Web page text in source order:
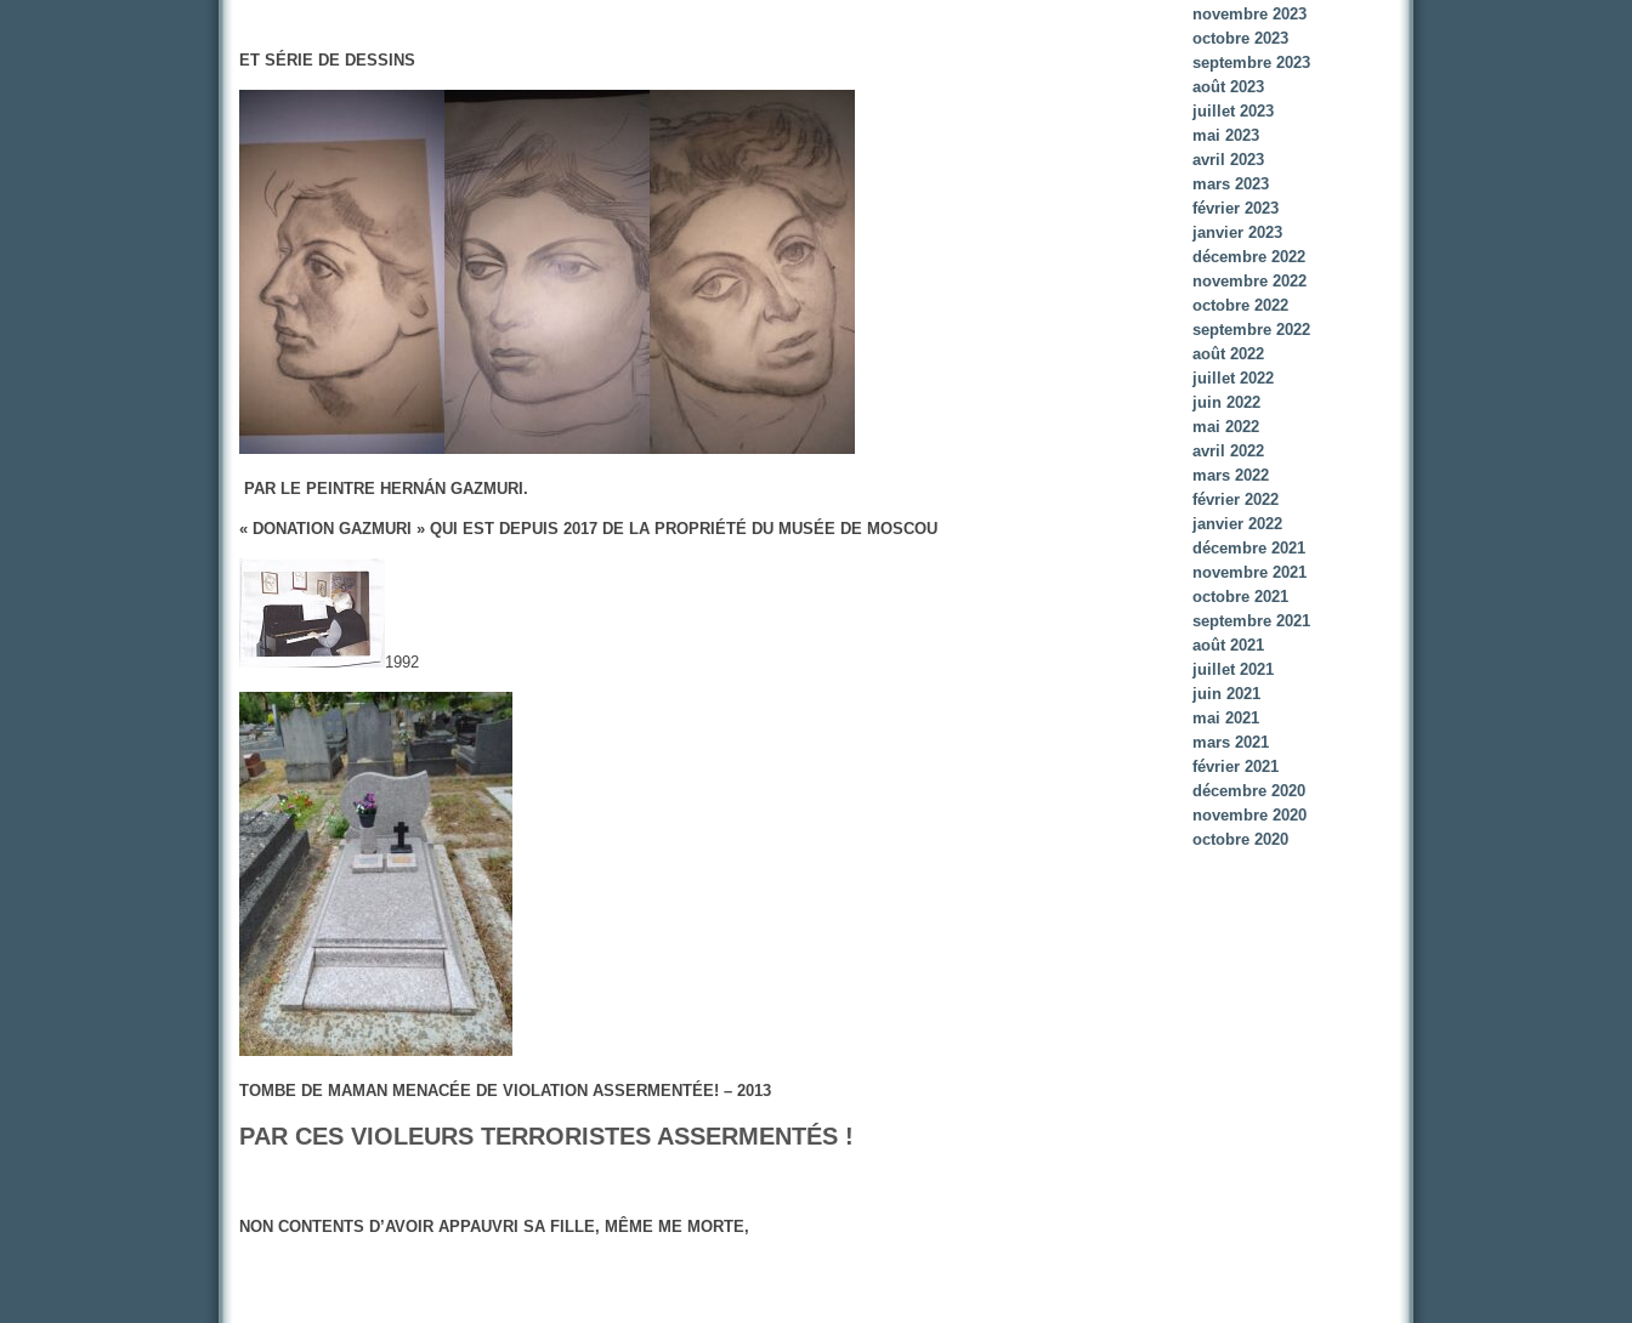
ET SÉRIE DE DESSINS
PAR LE PEINTRE HERNÁN GAZMURI.
« DONATION GAZMURI » QUI EST DEPUIS 2017 DE LA PROPRIÉTÉ DU MUSÉE DE MOSCOU
1992
TOMBE DE MAMAN MENACÉE DE VIOLATION ASSERMENTÉE! – 2013
PAR CES VIOLEURS TERRORISTES ASSERMENTÉS !
NON CONTENTS D’AVOIR APPAUVRI SA FILLE, MÊME ME MORTE,
novembre 2023
octobre 2023
septembre 2023
août 2023
juillet 2023
mai 2023
avril 2023
mars 2023
février 2023
janvier 2023
décembre 2022
novembre 2022
octobre 2022
septembre 2022
août 2022
juillet 2022
juin 2022
mai 2022
avril 2022
mars 2022
février 2022
janvier 2022
décembre 2021
novembre 2021
octobre 2021
septembre 2021
août 2021
juillet 2021
juin 2021
mai 2021
mars 2021
février 2021
décembre 2020
novembre 2020
octobre 2020